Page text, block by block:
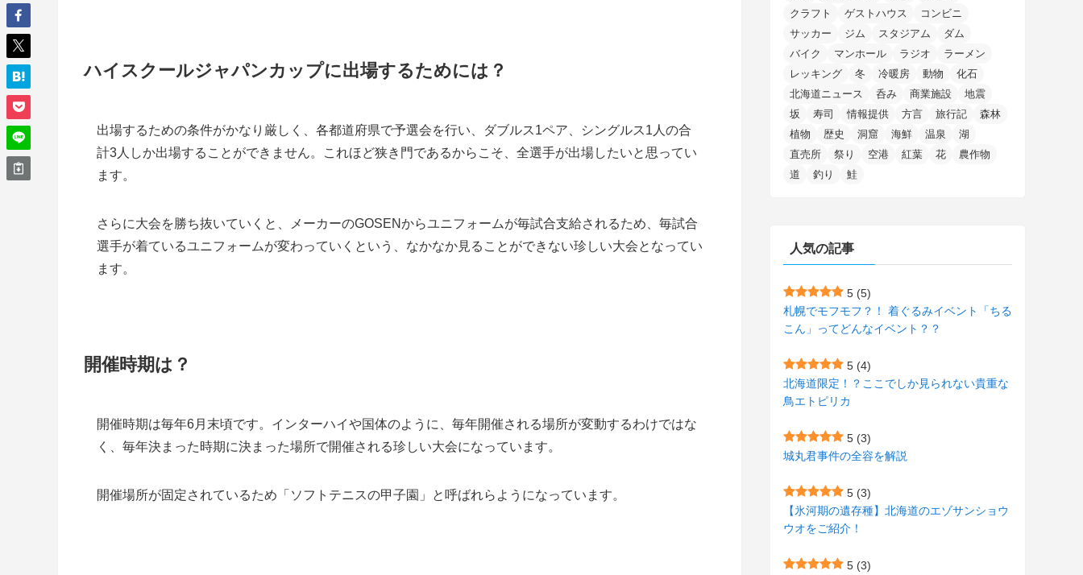
ハイスクールジャパンカップに出場するためには？
出場するための条件がかなり厳しく、各都道府県で予選会を行い、ダブルス1ペア、シングルス1人の合
計3人しか出場することができません。これほど狭き門であるからこそ、全選手が出場したいと思ってい
ます。
さらに大会を勝ち抜いていくと、メーカーのGOSENからユニフォームが毎試合支給されるため、毎試合
選手が着ているユニフォームが変わっていくという、なかなか見ることができない珍しい大会となってい
ます。
開催時期は？
開催時期は毎年6月末頃です。インターハイや国体のように、毎年開催される場所が変動するわけではな
く、毎年決まった時期に決まった場所で開催される珍しい大会になっています。
開催場所が固定されているため「ソフトテニスの甲子園」と呼ばれらようになっています。
(11)
(7)
(21)
(4)
(7)
(2)
(1)
(7)
(10)
(5)
(2)
(72)
(5)
(15)
(9)
(11)
(3)
(15)
(157)
(52)
(4)
(4)
(6)
(5)
(5)
(35)
(11)
(2)
(43)
(5)
(1)
(8)
(5)
(4)
(1)
(10)
(2)
(1)
(8)
(1)
(3)
(15)
(2)
(1)
(11)
(12)
(4)
(2)
(3)
(3)
(5)
(5)
(24)
(3)
(31)
(7)
(12)
(4)
(27)
(6)
(2)
(1)
(5)
(8)
(5)
(10)
(1)
(6)
(4)
(1)
(4)
クラフト
ゲストハウス
コンビニ
サッカー
ジム スタジアム
ダム
バイク
マンホール ラジオ
ラーメン
レッキング
冬 冷暖房 動物
化石
北海道ニュース
呑み 商業施設
地震
坂
寿司 情報提供 方言 旅行記
森林
植物
歴史 洞窟 海鮮 温泉
湖
直売所
祭り 空港 紅葉 花
農作物
道
釣り 鮭
人気の記事
5 (5)
札幌でモフモフ？！ 着ぐるみイベント「ちる
こん」ってどんなイベント？？
5 (4)
北海道限定！？ここでしか見られない貴重な
鳥エトピリカ
5 (3)
城丸君事件の全容を解説
5 (3)
【氷河期の遺存種】北海道のエゾサンショウ
ウオをご紹介！
5 (3)